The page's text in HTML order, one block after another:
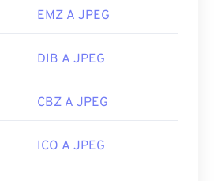
EMZ A JPEG
DIB A JPEG
CBZ A JPEG
ICO A JPEG